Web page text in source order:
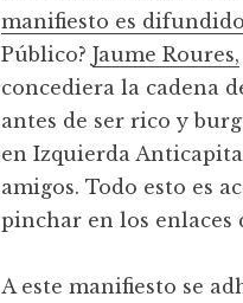
manifiesto es
Público?Jaume Roures,
concediera la cadena
antes de ser rico y
en Izquierda
amigos. Todo esto es
pinchar en los enlaces
A este manifiesto se